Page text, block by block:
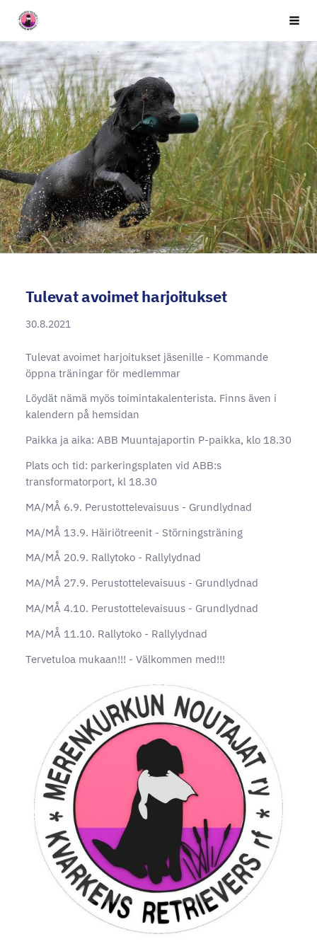
Siirry
sivun
sisältöön
Seuran nimi
Tulevat avoimet harjoitukset
30.8.2021
Tulevat avoimet harjoitukset jäsenille - Kommande
öppna träningar för medlemmar
Löydät nämä myös toimintakalenterista. Finns även i
kalendern på hemsidan
Paikka ja aika: ABB Muuntajaportin P-paikka, klo 18.30
Plats och tid: parkeringsplaten vid ABB:s
transformatorport, kl 18.30
MA/MÅ 6.9. Perustottelevaisuus - Grundlydnad
MA/MÅ 13.9. Häiriötreenit - Störningsträning
MA/MÅ 20.9. Rallytoko - Rallylydnad
MA/MÅ 27.9. Perustottelevaisuus - Grundlydnad
MA/MÅ 4.10. Perustottelevaisuus - Grundlydnad
MA/MÅ 11.10. Rallytoko - Rallylydnad
Tervetuloa mukaan!!! - Välkommen med!!!